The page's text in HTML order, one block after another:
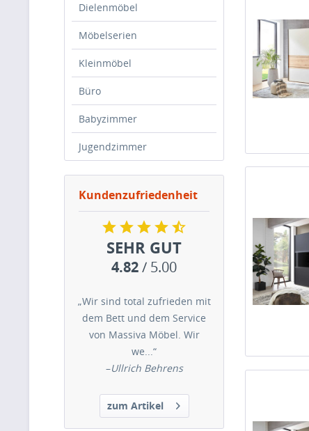
Dielenmöbel
Möbelserien
Kleinmöbel
Büro
Babyzimmer
Jugendzimmer
Kundenzufriedenheit
SEHR GUT
4.82/ 5.00
„Wir sind total zufrieden mit
dem Bett und dem Service
von Massiva Möbel. Wir
we...“
–Ullrich Behrens
zum Artikel